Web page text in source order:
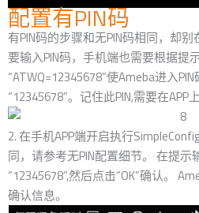
配置有PIN码
有PIN码的步骤和无PIN码相同，却
要输入PIN码，手机端也需要根据提
“ATWQ=12345678”使Ameba进入
“12345678”。记住此PIN,需要在APP
2. 在手机APP端开启执行
同，请参考无PIN配置细节。 在提示
“12345678”,然后点击“OK”确认。
确认信息。